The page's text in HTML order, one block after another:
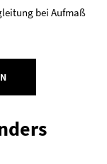
bei Aufmaß